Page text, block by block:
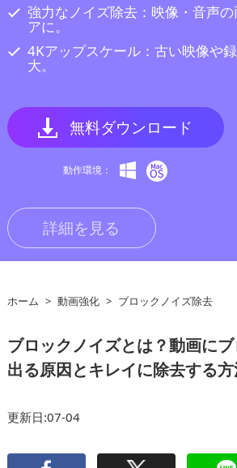
強力なノイズ除去：映像・音声
アに。
4Kアップスケール：古い映像や
大。
無料ダウンロード
動作環境：
詳細を見る
ホーム > 動画強化 > ブロックノイズ除去
ブロックノイズとは？動画に
出る原因とキレイに除去する
更新日:07-04